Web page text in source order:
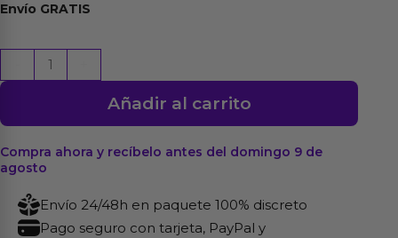
Envío GRATIS
Dual
Mod.
2
-
Negro
Añadir al carrito
Compra ahora y recíbelo antes del domingo 9 de
agosto
Envío 24/48h en paquete 100% discreto
Pago seguro con tarjeta, PayPal y